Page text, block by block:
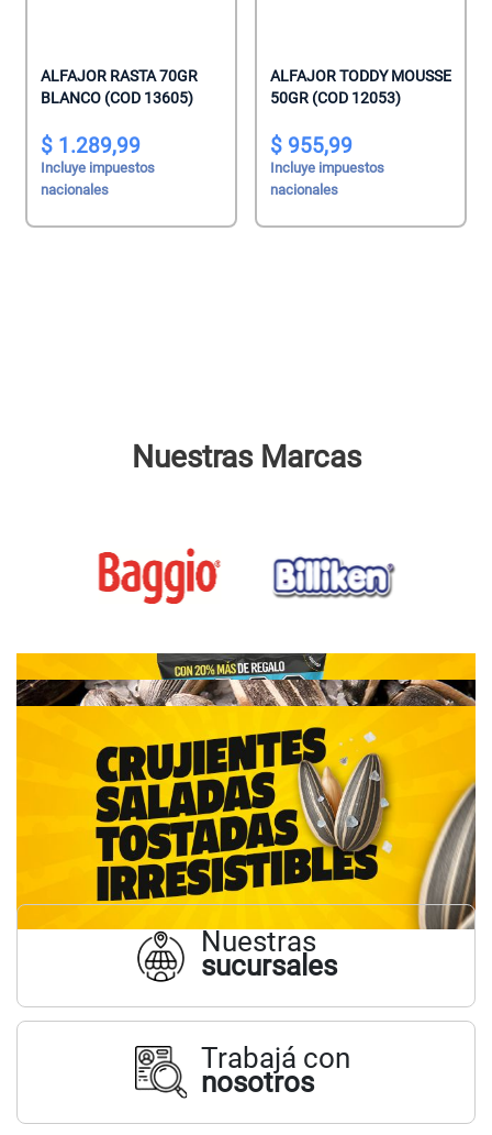
1.289,99
Incluye impuestos
nacionales
ALFAJOR RASTA 70GR
BLANCO (COD 13605)
955,99
Incluye impuestos
nacionales
ALFAJOR TODDY MOUSSE
50GR (COD 12053)
Nuestras Marcas
Nuestras
sucursales
Trabajá con
nosotros